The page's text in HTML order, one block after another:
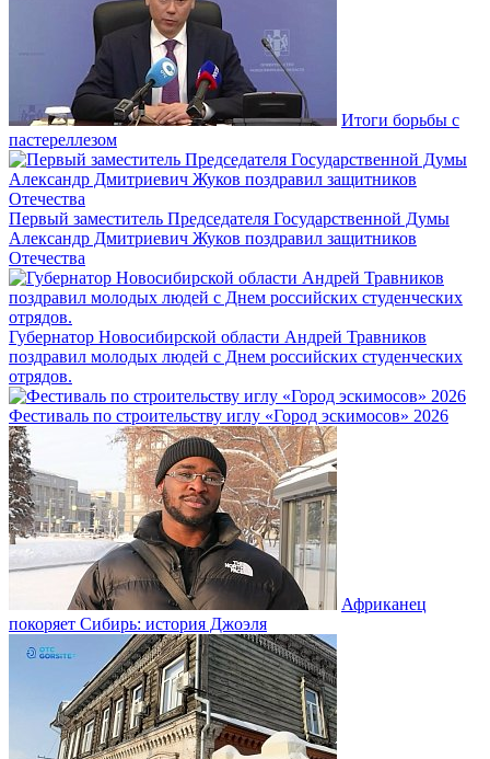
Итоги борьбы с
пастереллезом
Первый заместитель Председателя Государственной Думы
Александр Дмитриевич Жуков поздравил защитников
Отечества
Губернатор Новосибирской области Андрей Травников
поздравил молодых людей с Днем российских студенческих
отрядов.
Фестиваль по строительству иглу «Город эскимосов» 2026
Африканец
покоряет Сибирь: история Джоэля